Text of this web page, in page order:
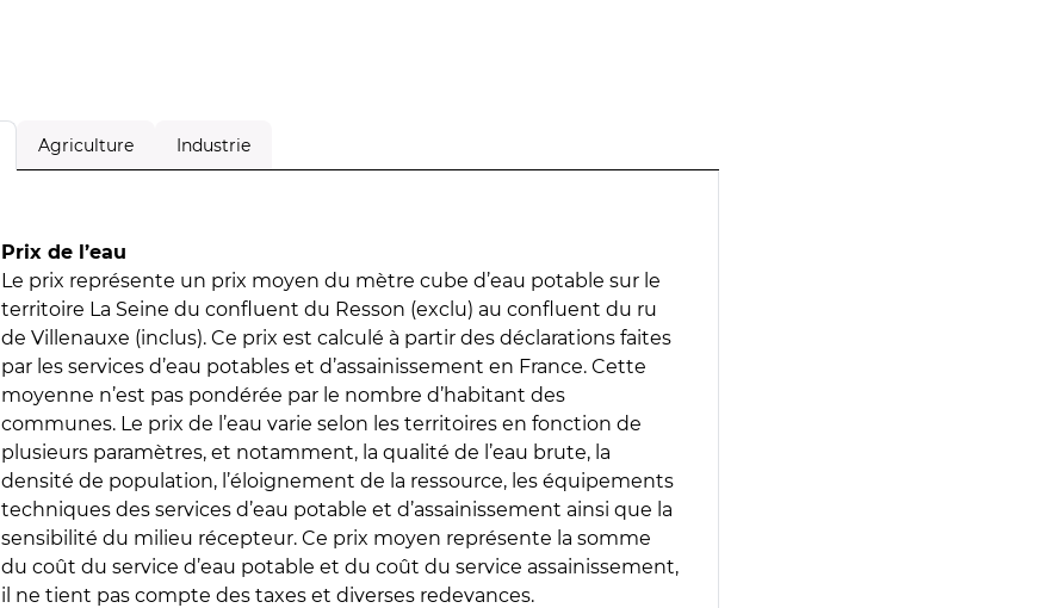
Agriculture Industrie
Prix de l’eau
Le prix représente un prix moyen du mètre cube d’eau potable sur le
territoire La Seine du confluent du Resson (exclu) au confluent du ru
de Villenauxe (inclus). Ce prix est calculé à partir des déclarations faites
par les services d’eau potables et d’assainissement en France. Cette
moyenne n’est pas pondérée par le nombre d’habitant des
communes. Le prix de l’eau varie selon les territoires en fonction de
plusieurs paramètres, et notamment, la qualité de l’eau brute, la
densité de population, l’éloignement de la ressource, les équipements
techniques des services d’eau potable et d’assainissement ainsi que la
sensibilité du milieu récepteur. Ce prix moyen représente la somme
du coût du service d’eau potable et du coût du service assainissement,
il ne tient pas compte des taxes et diverses redevances.